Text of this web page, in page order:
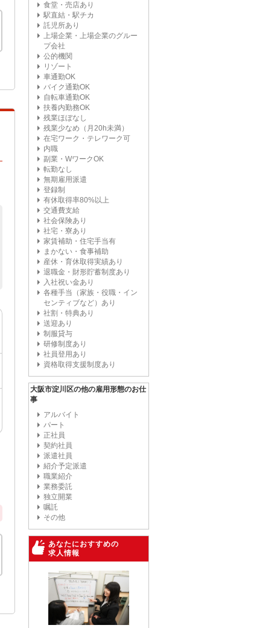
食堂・売店あり
駅直結・駅チカ
託児所あり
上場企業・上場企業のグルー
プ会社
公的機関
リゾート
車通勤OK
バイク通勤OK
自転車通勤OK
扶養内勤務OK
残業ほぼなし
残業少なめ（月20h未満）
在宅ワーク・テレワーク可
内職
副業・WワークOK
転勤なし
無期雇用派遣
登録制
有休取得率80%以上
交通費支給
社会保険あり
社宅・寮あり
家賃補助・住宅手当有
まかない・食事補助
産休・育休取得実績あり
退職金・財形貯蓄制度あり
入社祝い金あり
各種手当（家族・役職・イン
センティブなど）あり
社割・特典あり
送迎あり
制服貸与
研修制度あり
社員登用あり
資格取得支援制度あり
大阪市淀川区の他の雇用形態のお仕
事
アルバイト
パート
正社員
契約社員
派遣社員
紹介予定派遣
職業紹介
業務委託
独立開業
嘱託
その他
あなたにおすすめの
求人情報